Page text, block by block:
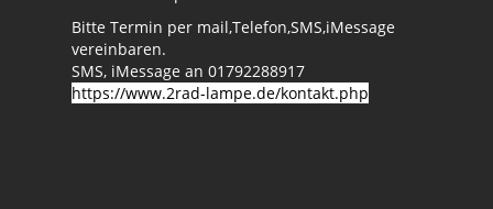
Bitte Termin per mail,Telefon,SMS,iMessage
vereinbaren.
SMS, iMessage an 01792288917
https://www.2rad-lampe.de/kontakt.php